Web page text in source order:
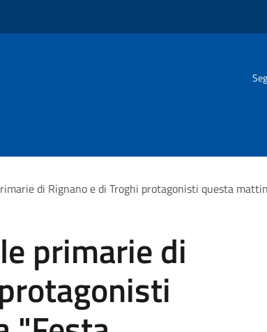
di Rignano e di Troghi protagonisti questa
primarie di